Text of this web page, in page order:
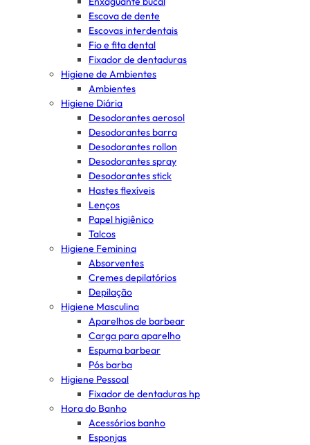
Escova de dente
Escovas interdentais
Fio e fita dental
Fixador de dentaduras
Higiene de Ambientes
Ambientes
Higiene Diária
Desodorantes aerosol
Desodorantes barra
Desodorantes rollon
Desodorantes spray
Desodorantes stick
Hastes flexíveis
Lenços
Papel higiênico
Talcos
Higiene Feminina
Absorventes
Cremes depilatórios
Depilação
Higiene Masculina
Aparelhos de barbear
Carga para aparelho
Espuma barbear
Pós barba
Higiene Pessoal
Fixador de dentaduras hp
Hora do Banho
Acessórios banho
Esponjas